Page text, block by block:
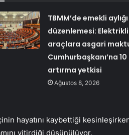
TBMM’de emekli
düzenlemesi: Elektrikli
araçlara asgari
Cumhurbaşkanı’na
artırma yetkisi
Ağustos 8, 2026
hayatını kaybettiği
yitirdiği düşünülüyor.